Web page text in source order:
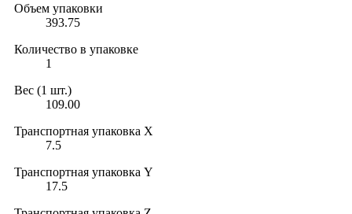
Объем упаковки
393.75
Количество в упаковке
1
Вес (1 шт.)
109.00
Транспортная упаковка X
7.5
Транспортная упаковка Y
17.5